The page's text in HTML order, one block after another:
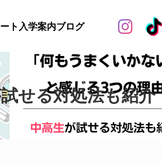
ト 入学案内ブログ 
せる対処法も紹介